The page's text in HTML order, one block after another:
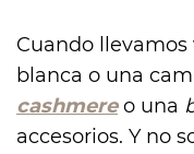
motiv en la
de Diana
Cuando
blanca o una
cashmereo una
accesorios. Y no